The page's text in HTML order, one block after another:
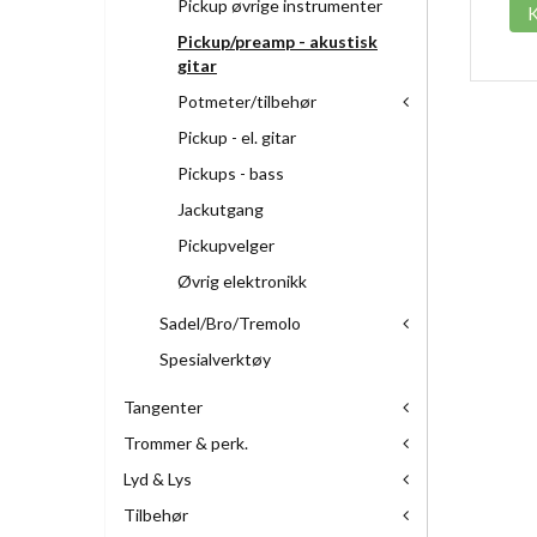
Pickup øvrige instrumenter
Pickup/preamp - akustisk
gitar
Potmeter/tilbehør
Pickup - el. gitar
Pickups - bass
Jackutgang
Pickupvelger
Øvrig elektronikk
Sadel/Bro/Tremolo
Spesialverktøy
Tangenter
Trommer & perk.
Lyd & Lys
Tilbehør